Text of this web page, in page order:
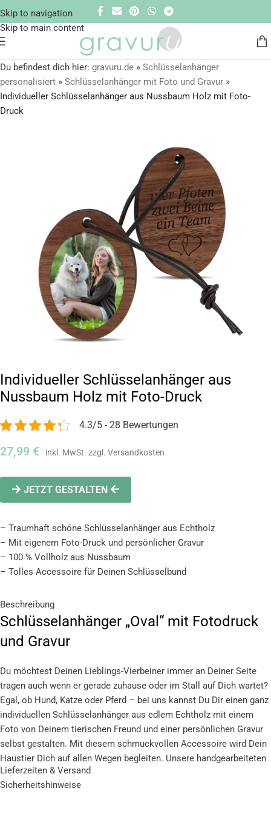
Skip to navigation
Skip to main content
Du befindest dich hier: gravuru.de » Schlüsselanhänger
personalisiert » Schlüsselanhänger mit Foto und Gravur »
Individueller Schlüsselanhänger aus Nussbaum Holz mit Foto-
Druck
Individueller Schlüsselanhänger aus
Nussbaum Holz mit Foto-Druck
4.3/5 - 28 Bewertungen
27,99 €
JETZT GESTALTEN
– Traumhaft schöne Schlüsselanhänger aus Echtholz
– Mit eigenem Foto-Druck und persönlicher Gravur
– 100 % Vollholz aus Nussbaum
– Tolles Accessoire für Deinen Schlüsselbund
Beschreibung
Schlüsselanhänger „Oval“ mit Fotodruck
und Gravur
Du möchtest Deinen Lieblings-Vierbeiner immer an Deiner Seite
tragen auch wenn er gerade zuhause oder im Stall auf Dich wartet?
Egal, ob Hund, Katze oder Pferd – bei uns kannst Du Dir einen ganz
individuellen Schlüsselanhänger aus edlem Echtholz mit einem
Foto von Deinem tierischen Freund und einer persönlichen Gravur
selbst gestalten. Mit diesem schmuckvollen Accessoire wird Dein
Haustier Dich auf allen Wegen begleiten. Unsere handgearbeiteten
Schlüsselanhänger kombinieren schönstes Vollholz aus
Nussbaum mit eleganten Inlays aus Acrylglas. Der hochwertige UV
Lieferzeiten & Versand
Sicherheitshinweise